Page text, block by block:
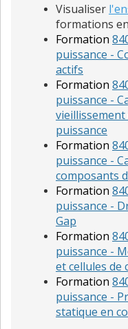
Visualiser
formations
Formation
puissance -
actifs
Formation
puissance -
vieillissement
puissance
Formation
puissance -
composants
Formation
puissance -
Gap
Formation
puissance -
et cellules de
Formation
puissance -
statique en